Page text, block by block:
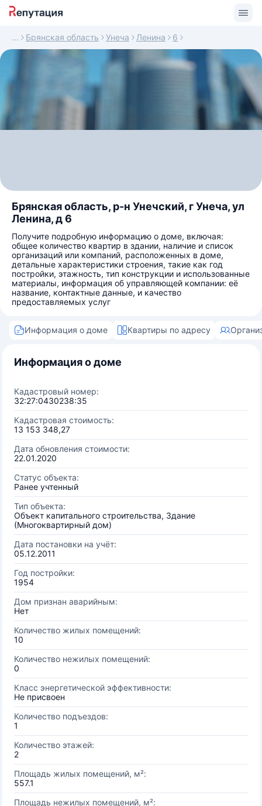
Брянская область Унеча Ленина 6
Брянская область, р-н Унечский, г Унеча, ул
Ленина, д 6
Получите подробную информацию о доме, включая:
общее количество квартир в здании, наличие и список
организаций или компаний, расположенных в доме,
детальные характеристики строения, такие как год
постройки, этажность, тип конструкции и использованные
материалы, информация об управляющей компании: её
название, контактные данные, и качество
предоставляемых услуг
Информация о доме Квартиры по адресу
Информация о доме
Кадастровый номер:
32:27:0430238:35
Кадастровая стоимость:
13 153 348,27
Дата обновления стоимости:
22.01.2020
Статус объекта:
Ранее учтенный
Тип объекта:
Объект капитального строительства, Здание
(Многоквартирный дом)
Дата постановки на учёт:
05.12.2011
Год постройки:
1954
Дом признан аварийным:
Нет
Количество жилых помещений:
10
Количество нежилых помещений:
0
Класс энергетической эффективности:
Не присвоен
Количество подъездов:
1
Количество этажей:
2
Площадь жилых помещений, м²:
557.1
Площадь нежилых помещений, м²: